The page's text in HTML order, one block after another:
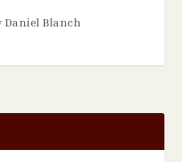
Daniel Blanch